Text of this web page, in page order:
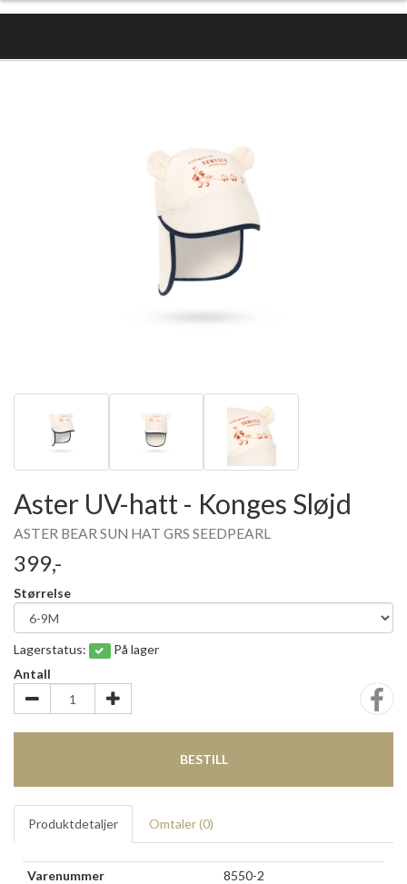
Aster UV-hatt - Konges Sløjd
ASTER BEAR SUN HAT GRS SEEDPEARL
399,-
Størrelse
Lagerstatus:
På lager
Antall
BESTILL
Produktdetaljer Omtaler (0)
Varenummer
8550-2